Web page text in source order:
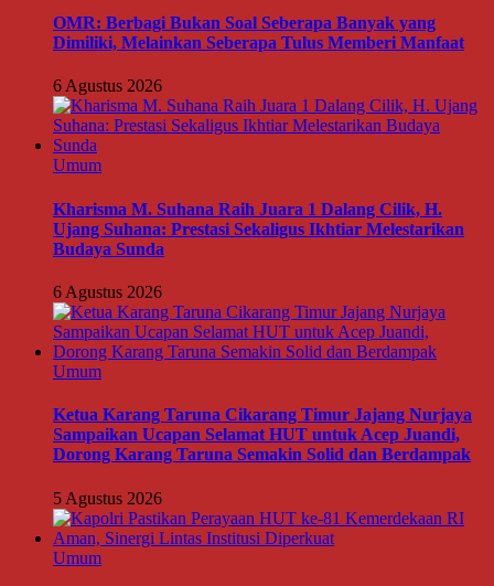
OMR: Berbagi Bukan Soal Seberapa Banyak yang
Dimiliki, Melainkan Seberapa Tulus Memberi Manfaat
6 Agustus 2026
Umum
Kharisma M. Suhana Raih Juara 1 Dalang Cilik, H.
Ujang Suhana: Prestasi Sekaligus Ikhtiar Melestarikan
Budaya Sunda
6 Agustus 2026
Umum
Ketua Karang Taruna Cikarang Timur Jajang Nurjaya
Sampaikan Ucapan Selamat HUT untuk Acep Juandi,
Dorong Karang Taruna Semakin Solid dan Berdampak
5 Agustus 2026
Umum